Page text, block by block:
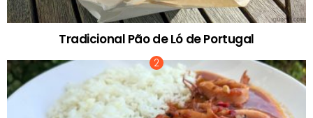
Tradicional Pão de Ló de Portugal